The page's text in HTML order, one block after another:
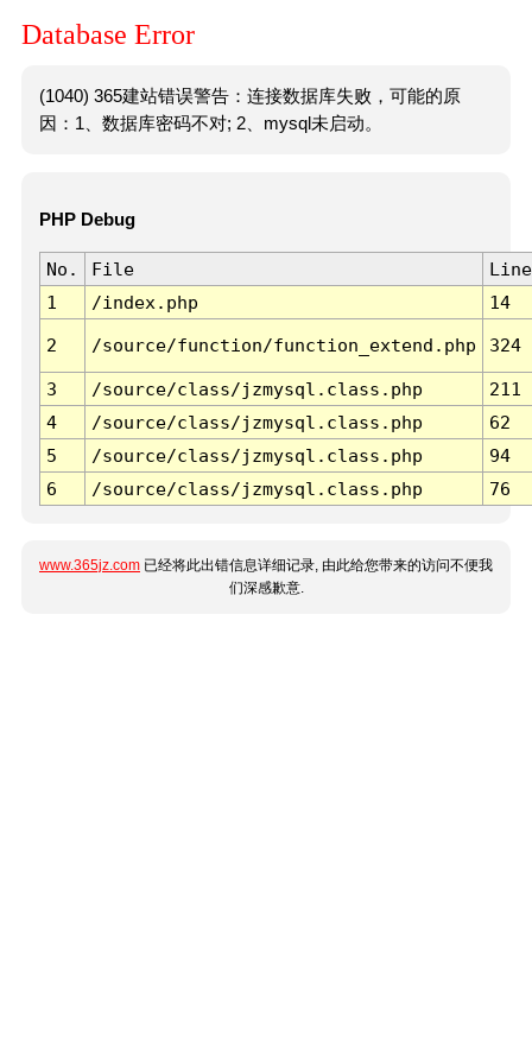
Database Error
(1040) 365建站错误警告：连接数据库失败，可能的原
因：1、数据库密码不对; 2、mysql未启动。
PHP Debug
No. File
Line
1
/index.php 14
2 /source/function/function_extend.php 324
3 /source/class/jzmysql.class.php
211
4
/source/class/jzmysql.class.php
62
5
/source/class/jzmysql.class.php
94
6
/source/class/jzmysql.class.php 76
www.365jz.com 已经将此出错信息详细记录, 由此给您带来的访问不便我
们深感歉意.